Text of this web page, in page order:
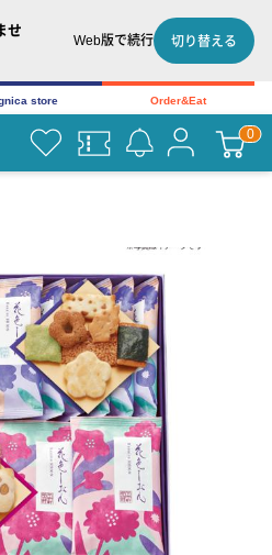
せ
Web版で続行 切り替える
store Order&Eat